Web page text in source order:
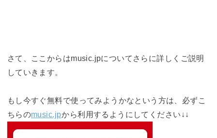
さて、ここからはmusic.jpについてさらに詳しくご説明
していきます。
もし今すぐ無料で使ってみようかなという方は、必ずこ
ちらのmusic.jpから利用するようにしてください↓↓